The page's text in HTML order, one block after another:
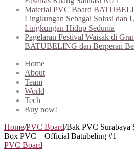
Material PVC Board
Lingkungan Sebagai Solusi dan
Lingkungan Hidup Sedunia
Pagelaran Festival Waisak di
BATUBELING dan Berperan
Home
About
Team
World
Tech
Buy now!
Home/PVC Board/Bak PVC Surabaya
Box PVC – Official Batubeling #1
PVC Board